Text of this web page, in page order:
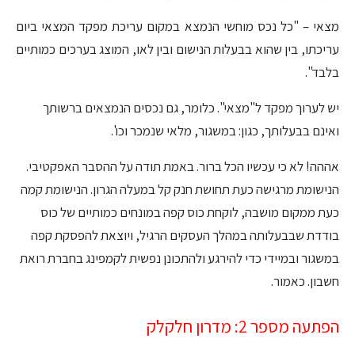
מצאי – "כל נכס מוחשי הנמצא במקום עריכת מפקד המצאי ביום
עריכתו, בין שהוא בבעלות הנישום ובין לאו, המוצג בערכים כמותיים
בלבד".
יש לערוך מפקד ל"מצאי". כלומר, גם נכסים הנמצאים ברשותך
ואינם בבעלותך, כגון: במשגור, מלאי שנמכר וכו'.
אההה! לא כי עכשיו הכל ברור. באמת תודה על ההסבר האפקטיבי.
הנישומת מרגישה כעת תחושת חנק קל במעלה הגרון. הנישומת קמה
כעת ממקום מושבה, לוקחת כוס קפה במונחים כמותיים של כוס
בודדת שבבעלותה במהלך העסקים הרגיל, ויוצאת להפסקת קפה
במשגור ובמיידי כדי להירגע ולהתכונן נפשית לקמפינג בחברת רואת
חשבון. כאמור.
הפתעה מספר 2: מדרון חלקלק